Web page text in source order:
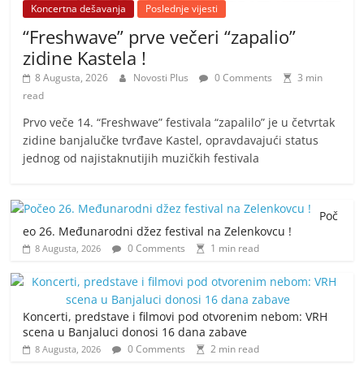
Koncertna dešavanja Poslednje vijesti
“Freshwave” prve večeri “zapalio”
zidine Kastela !
8 Augusta, 2026 Novosti Plus 0 Comments
3 min
read
Prvo veče 14. “Freshwave” festivala “zapalilo” je u četvrtak
zidine banjalučke tvrđave Kastel, opravdavajući status
jednog od najistaknutijih muzičkih festivala
Poč
eo 26. Međunarodni džez festival na Zelenkovcu !
8 Augusta, 2026 0 Comments 1 min read
Koncerti, predstave i filmovi pod otvorenim nebom: VRH
scena u Banjaluci donosi 16 dana zabave
8 Augusta, 2026 0 Comments 2 min read